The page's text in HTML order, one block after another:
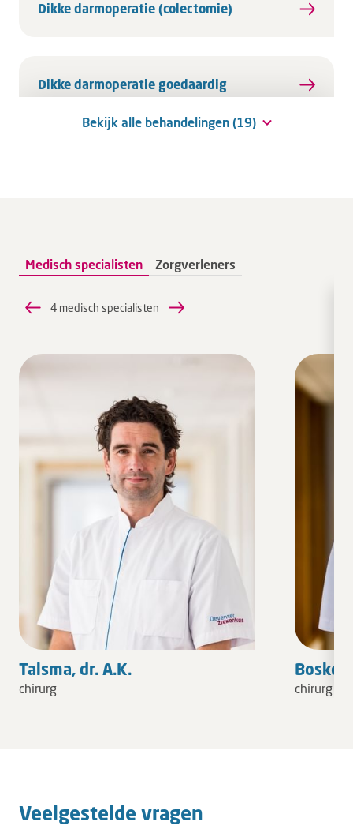
Dikke darmoperatie (colectomie)
Dikke darmoperatie goedaardig
Bekijk alle behandelingen (19)
Medisch specialisten Zorgverleners
4 medisch specialisten
Talsma, dr. A.K.
chirurg
Bosker,
chirurg
Veelgestelde vragen